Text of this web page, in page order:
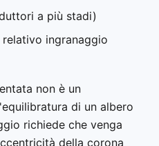
a più stadi)
ingranaggio
non è un
di un albero
richiede che venga
della corona